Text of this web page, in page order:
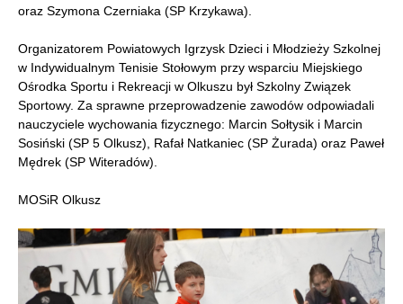
oraz Szymona Czerniaka (SP Krzykawa).
Organizatorem Powiatowych Igrzysk Dzieci i Młodzieży Szkolnej
w Indywidualnym Tenisie Stołowym przy wsparciu Miejskiego
Ośrodka Sportu i Rekreacji w Olkuszu był Szkolny Związek
Sportowy. Za sprawne przeprowadzenie zawodów odpowiadali
nauczyciele wychowania fizycznego: Marcin Sołtysik i Marcin
Sosiński (SP 5 Olkusz), Rafał Natkaniec (SP Żurada) oraz Paweł
Mędrek (SP Witeradów).
MOSiR Olkusz